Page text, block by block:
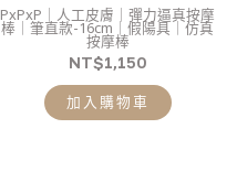
PxPxP｜人工皮膚｜彈力逼真按摩
棒｜筆直款-16cm｜假陽具｜仿真
按摩棒
NT$1,150
加入購物車